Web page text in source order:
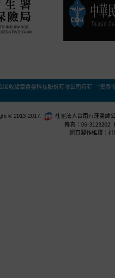
回收驗章費曼科技股份有限公司持有「"奧泰
© 2013-2017.
社團法人台南市牙醫師
傳真：06-3123202
網頁製作維護：